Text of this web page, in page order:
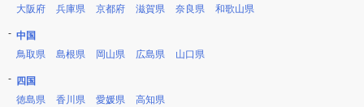
大阪府
兵庫県 京都府 滋賀県 奈良県 和歌山県
中国
鳥取県
島根県 岡山県 広島県 山口県
四国
徳島県
香川県 愛媛県 高知県